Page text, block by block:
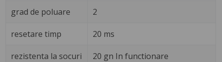
grad de poluare 2
resetare timp 20 ms
rezistenta la socuri 20 gn In functionare